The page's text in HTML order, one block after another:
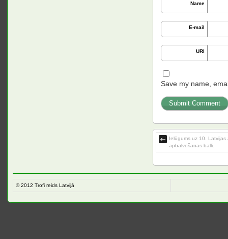
Name
E-mail
URI
Save my name,
Ielūgums uz 10.
apbalvošanas balli.
© 2012 Trofi reids Latvijā